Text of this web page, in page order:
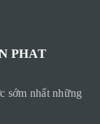
PHAT
sớm nhất những